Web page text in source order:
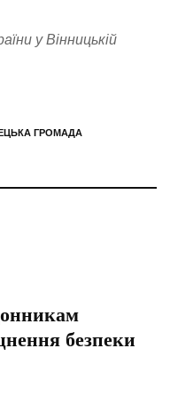
у Вінницькій
ГРОМАДА
безпеки